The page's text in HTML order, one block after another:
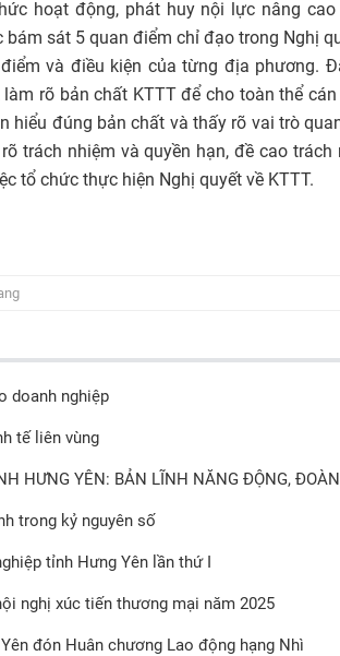
hoạt động, phát huy nội lực nâng
bám sát 5 quan điểm chỉ đạo trong Nghị
và điều kiện của từng địa phương.
rõ bản chất KTTT để cho toàn thể
hiểu đúng bản chất và thấy rõ vai trò
trách nhiệm và quyền hạn, đề cao
tổ chức thực hiện Nghị quyết về KTTT.
doanh nghiệp
tế liên vùng
HƯNG YÊN: BẢN LĨNH NĂNG ĐỘNG,
trong kỷ nguyên số
tỉnh Hưng Yên lần thứ I
nghị xúc tiến thương mại năm 2025
đón Huân chương Lao động hạng Nhì